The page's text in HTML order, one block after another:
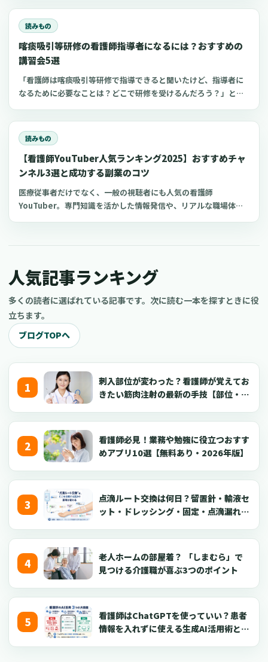
類は多く、看護師がそれぞれの輸液製剤の特徴や使い分けを理解
するのは難しいものです。 今回は、看護師が知っておきたい電解
質輸液の種類と違いについてわかりやすく解説します。
読みもの
喀痰吸引等研修の看護師指導者になるには？おすすめの
講習会5選
「看護師は喀痰吸引等研修で指導できると聞いたけど、指導者に
なるために必要なことは？どこで研修を受けるんだろう？」と思
護師としてのスキルアップにつながり病院や介護施設の仕事に生
かせるかもしれません 。今回は、喀痰吸引等研修の指導教員にな
る条件やおすすめの講習会についてご紹介します。
読みもの
【看護師YouTuber人気ランキング2025】おすすめチャ
ンネル3選と成功する副業のコツ
医療従事者だけでなく、一般の視聴者にも人気の看護師
YouTuber。専門知識を活かした情報発信や、リアルな職場体験
看護師がYouTube副業を成功させるコツについてご紹介します。
に興味がある一般の方もぜひ参考にしてくださいね。
人気記事ランキング
多くの読者に選ばれている記事です。次に読む一本を探すときに役
立ちます。
ブログTOPへ
刺入部位が変わった？看護師が覚えてお
きたい筋肉注射の最新の手技【部位・
看護師必見！業務や勉強に役立つおすす
めアプリ10選【無料あり・2026年版】
点滴ルート交換は何日？留置針・輸液セ
ット・ドレッシング・固定・点滴漏れ対
老人ホームの部屋着？ 「しまむら」で
見つける介護職が喜ぶ3つのポイント
看護師はChatGPTを使っていい？患者
情報を入れずに使える生成AI活用術とプ